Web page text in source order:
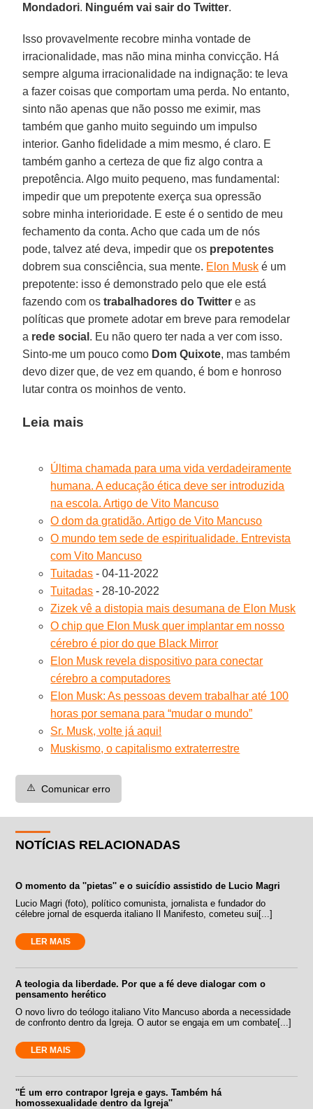
Mondadori. Ninguém vai sair do Twitter.
Isso provavelmente recobre minha vontade de
irracionalidade, mas não mina minha convicção. Há
sempre alguma irracionalidade na indignação: te leva
a fazer coisas que comportam uma perda. No entanto,
sinto não apenas que não posso me eximir, mas
também que ganho muito seguindo um impulso
interior. Ganho fidelidade a mim mesmo, é claro. E
também ganho a certeza de que fiz algo contra a
prepotência. Algo muito pequeno, mas fundamental:
impedir que um prepotente exerça sua opressão
sobre minha interioridade. E este é o sentido de meu
fechamento da conta. Acho que cada um de nós
pode, talvez até deva, impedir que os prepotentes
dobrem sua consciência, sua mente. Elon Musk é um
prepotente: isso é demonstrado pelo que ele está
fazendo com ostrabalhadores do Twitter e as
políticas que promete adotar em breve para remodelar
a rede social . Eu não quero ter nada a ver com isso.
Sinto-me um pouco como Dom Quixote, mas também
devo dizer que, de vez em quando, é bom e honroso
lutar contra os moinhos de vento.
Leia mais
Última chamada para uma vida verdadeiramente
humana. A educação ética deve ser introduzida
na escola. Artigo de Vito Mancuso
O dom da gratidão. Artigo de Vito Mancuso
O mundo tem sede de espiritualidade. Entrevista
com Vito Mancuso
Tuitadas - 04-11-2022
Tuitadas - 28-10-2022
Zizek vê a distopia mais desumana de Elon Musk
O chip que Elon Musk quer implantar em nosso
cérebro é pior do que Black Mirror
Elon Musk revela dispositivo para conectar
cérebro a computadores
Elon Musk: As pessoas devem trabalhar até 100
horas por semana para “mudar o mundo”
Sr. Musk, volte já aqui!
Muskismo, o capitalismo extraterrestre
⚠️ Comunicar erro
NOTÍCIAS RELACIONADAS
O momento da ''pietas'' e o suicídio assistido de Lucio Magri
Lucio Magri (foto), político comunista, jornalista e fundador do
célebre jornal de esquerda italiano Il Manifesto, cometeu sui[...]
LER MAIS
A teologia da liberdade. Por que a fé deve dialogar com o
pensamento herético
O novo livro do teólogo italiano Vito Mancuso aborda a necessidade
de confronto dentro da Igreja. O autor se engaja em um combate[...]
LER MAIS
''É um erro contrapor Igreja e gays. Também há
homossexualidade dentro da Igreja''